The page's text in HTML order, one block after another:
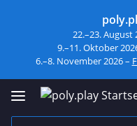
22.–23. August
9.–11. Oktober
6.–8. November 2026 –